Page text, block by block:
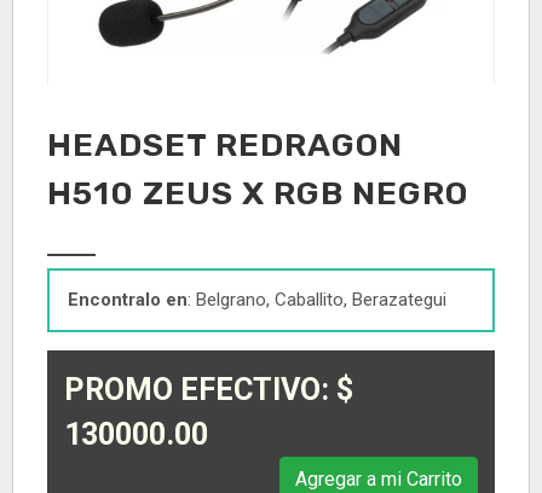
HEADSET REDRAGON
H510 ZEUS X RGB NEGRO
Encontralo en: Belgrano, Caballito, Berazategui
PROMO EFECTIVO: $
130000.00
Agregar a mi Carrito